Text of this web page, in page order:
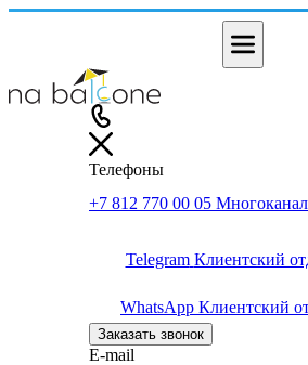
Телефоны
+7 812 770 00 05
Telegram Клиентский
WhatsApp Клиентский
Заказать звонок
E-mail